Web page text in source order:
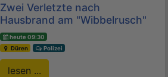
Zwei Verletzte nach
Hausbrand am "Wibbelrusch"
heute 09:30
Düren
Polizei
lesen ...